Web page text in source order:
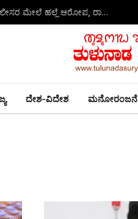
ಡೇವಿಡ್ ಡಿಸೋಜಾ ಕೊಲೆ ಪ್ರಕರಣ: ಆರೋಪಿಗೆ ಬಂಧನ – ಪೊಲೀಸರ ಮೇಲೆ ಹಲ್ಲೆ ಆರೋಪ, ರಾಜು ಕಾಲಿಗೆ ಗುಂಡು
ದೇಶ-ವಿದೇಶ ಮನೋರಂಜನೆ